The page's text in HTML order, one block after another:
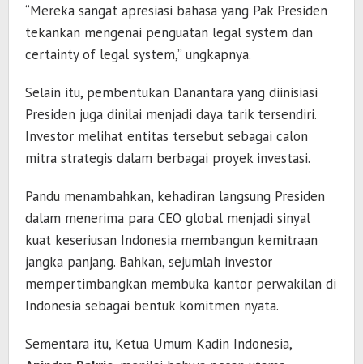
“Mereka sangat apresiasi bahasa yang Pak Presiden
tekankan mengenai penguatan legal system dan
certainty of legal system,” ungkapnya.
Selain itu, pembentukan Danantara yang diinisiasi
Presiden juga dinilai menjadi daya tarik tersendiri.
Investor melihat entitas tersebut sebagai calon
mitra strategis dalam berbagai proyek investasi.
Pandu menambahkan, kehadiran langsung Presiden
dalam menerima para CEO global menjadi sinyal
kuat keseriusan Indonesia membangun kemitraan
jangka panjang. Bahkan, sejumlah investor
mempertimbangkan membuka kantor perwakilan di
Indonesia sebagai bentuk komitmen nyata.
Sementara itu, Ketua Umum Kadin Indonesia,